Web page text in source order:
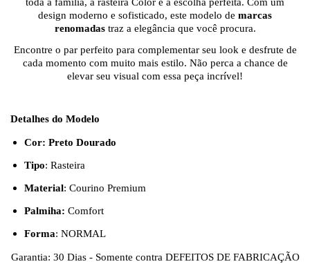
design moderno e sofisticado, este modelo de marcas
renomadastraz a elegância que você procura.
Encontre o par perfeito para complementar seu look e desfrute de
cada momento com muito mais estilo. Não perca a chance de
elevar seu visual com essa peça incrível!
Detalhes do Modelo
Cor: Preto Dourado
Tipo: Rasteira
Material: Courino Premium
Palmiha: Comfort
Forma: NORMAL
Garantia: 30 Dias - Somente contra DEFEITOS DE FABRICAÇÃO